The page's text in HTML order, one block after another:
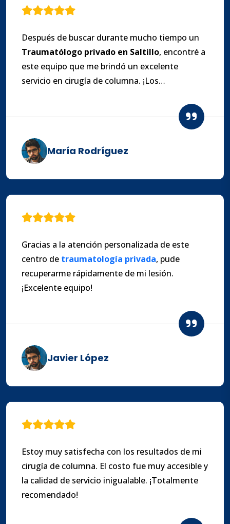
Después de buscar durante mucho tiempo un
Traumatólogo privado en Saltillo, encontré a
este equipo que me brindó un excelente
servicio en cirugía de columna. ¡Los
María Rodríguez
Gracias a la atención personalizada de este
centro de traumatología privada, pude
recuperarme rápidamente de mi lesión.
¡Excelente equipo!
Javier López
Estoy muy satisfecha con los resultados de mi
cirugía de columna. El costo fue muy accesible y
la calidad de servicio inigualable. ¡Totalmente
recomendado!